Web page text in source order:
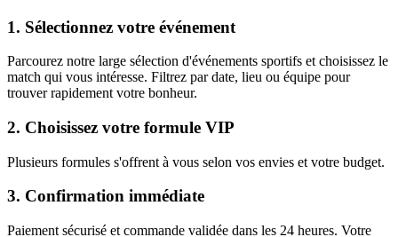
1. Sélectionnez votre événement
Parcourez notre large sélection d'événements sportifs et choisissez le
match qui vous intéresse. Filtrez par date, lieu ou équipe pour
trouver rapidement votre bonheur.
2. Choisissez votre formule VIP
Plusieurs formules s'offrent à vous selon vos envies et votre budget.
3. Confirmation immédiate
Paiement sécurisé et commande validée dans les 24 heures. Votre